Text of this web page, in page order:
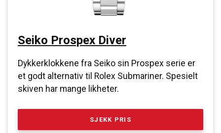
Seiko Prospex Diver
Dykkerklokkene fra Seiko sin Prospex serie er
et godt alternativ til Rolex Submariner. Spesielt
skiven har mange likheter.
SJEKK PRIS